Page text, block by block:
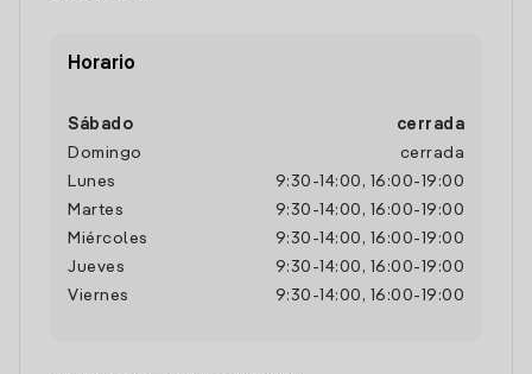
Horario
Sábado
cerrada
Domingo
cerrada
Lunes
9:30 - 14:00 , 16:00- 19:00
Martes
9:30 - 14:00 , 16:00- 19:00
Miércoles
9:30 - 14:00 , 16:00- 19:00
Jueves
9:30 - 14:00 , 16:00- 19:00
Viernes
9:30 - 14:00 , 16:00- 19:00